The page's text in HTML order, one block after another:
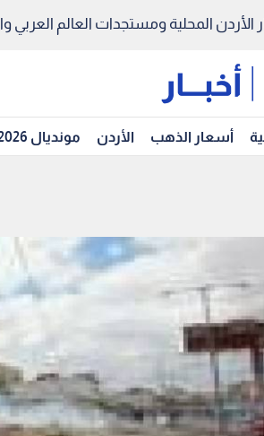
الأردن المحلية ومستجدات العالم العربي
أسعار الذهب الأردن مونديال 2026